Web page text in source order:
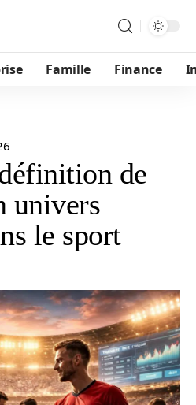
Famille Finance
de
univers
le sport